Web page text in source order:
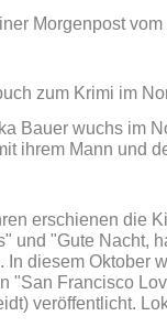
Morgenpost
zum Krimi im
Bauer wuchs im
ihrem Mann und
erschienen die
und "Gute Nacht,
In diesem Oktober
"San Francisco
veröffentlicht.